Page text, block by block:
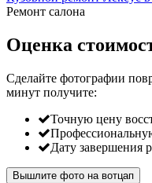
Ремонт салона
Оценка
Сделайте фотографии
минут получите:
Точную цену
Дату завершения
Вышлите фото на вотцап